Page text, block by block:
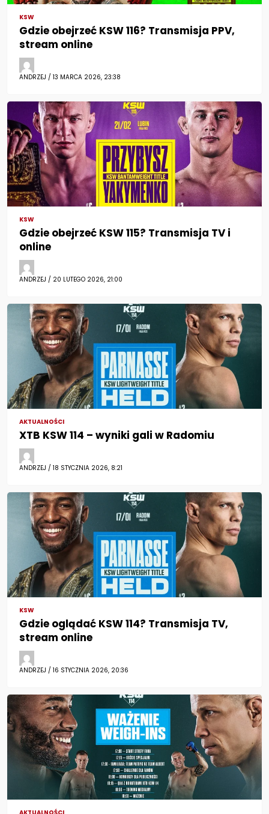
KSW
Gdzie obejrzeć KSW 116? Transmisja PPV,
stream online
ANDRZEJ / 13 MARCA 2026, 23:38
KSW
Gdzie obejrzeć KSW 115? Transmisja TV i
online
ANDRZEJ / 20 LUTEGO 2026, 21:00
AKTUALNOŚCI
XTB KSW 114 – wyniki gali w Radomiu
ANDRZEJ / 18 STYCZNIA 2026, 8:21
KSW
Gdzie oglądać KSW 114? Transmisja TV,
stream online
ANDRZEJ / 16 STYCZNIA 2026, 20:36